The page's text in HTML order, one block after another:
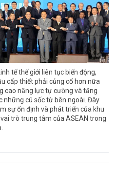
tế thế giới liên tục biến động,
cấp thiết phải củng cố hơn nữa
cao năng lực tự cường và tăng
cú sốc từ bên ngoài. Đây
sự ổn định và phát triển của khu
trò trung tâm của ASEAN trong